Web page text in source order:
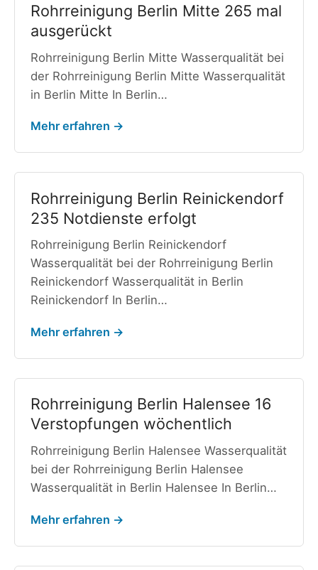
Rohrreinigung Berlin Mitte 265 mal
ausgerückt
Rohrreinigung Berlin Mitte Wasserqualität bei
der Rohrreinigung Berlin Mitte Wasserqualität
in Berlin Mitte In Berlin…
Mehr erfahren →
Rohrreinigung Berlin Reinickendorf
235 Notdienste erfolgt
Rohrreinigung Berlin Reinickendorf
Wasserqualität bei der Rohrreinigung Berlin
Reinickendorf Wasserqualität in Berlin
Reinickendorf In Berlin…
Mehr erfahren →
Rohrreinigung Berlin Halensee 16
Verstopfungen wöchentlich
Rohrreinigung Berlin Halensee Wasserqualität
bei der Rohrreinigung Berlin Halensee
Wasserqualität in Berlin Halensee In Berlin…
Mehr erfahren →